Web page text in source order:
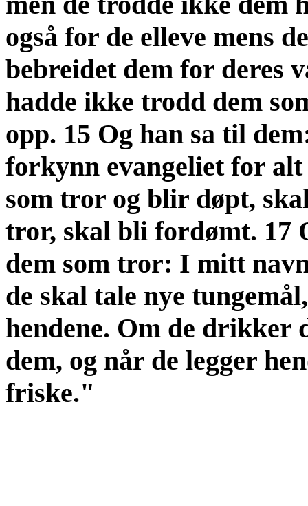
også for de elleve mens
bebreidet dem for deres
hadde ikke trodd dem
opp. 15 Og han sa til
forkynn evangeliet for
som tror og blir døpt,
tror, skal bli fordømt. 17
dem som tror: I mitt
de skal tale nye
hendene. Om de drikker
dem, og når de legger
friske."